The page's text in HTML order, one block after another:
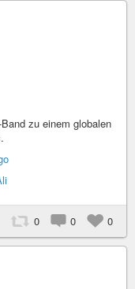
zu einem globalen
0 0 0